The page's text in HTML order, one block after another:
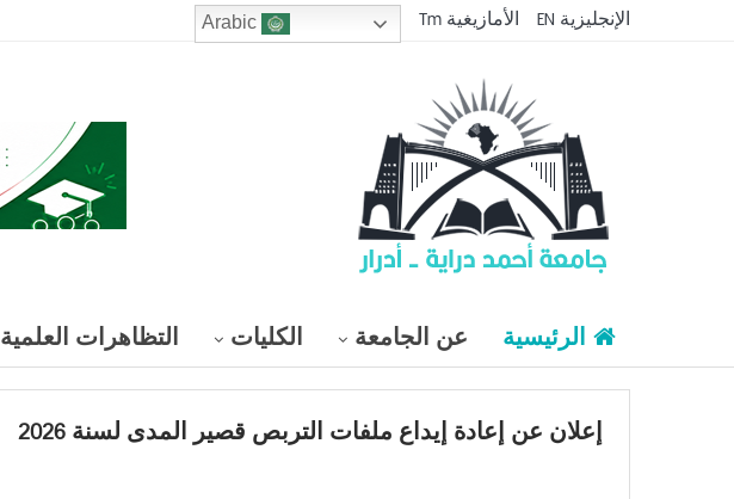
الإنجليزية EN الأمازيغية Tm
الرئيسية عن الجامعة الكليات التظاهرات العلمية
إعلان عن إعادة إيداع ملفات التربص قصير المدى لسنة 2026